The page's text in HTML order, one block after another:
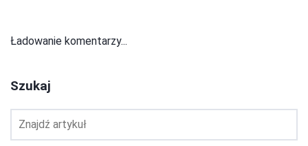
Ładowanie komentarzy...
Szukaj